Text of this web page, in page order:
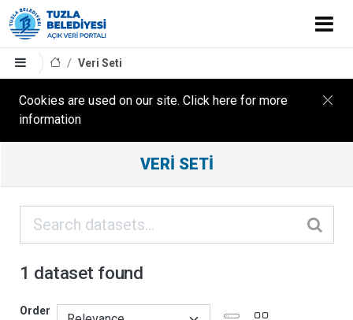
Veri Seti
Cookies are used on our site. Click here for more
information
Results
ORGANIZASYONLAR
KATEGORILER
ETIKETLER
VERI SETI
1 dataset found
Order